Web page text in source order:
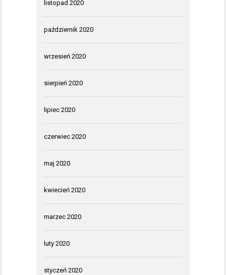
listopad 2020
październik 2020
wrzesień 2020
sierpień 2020
lipiec 2020
czerwiec 2020
maj 2020
kwiecień 2020
marzec 2020
luty 2020
styczeń 2020